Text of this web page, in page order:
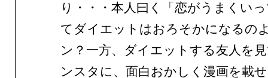
り・・・本人曰く「恋がうまくい
てダイエットはおろそかになるの
ン？一方、ダイエットする友人を
ンスタに、面白おかしく漫画を載